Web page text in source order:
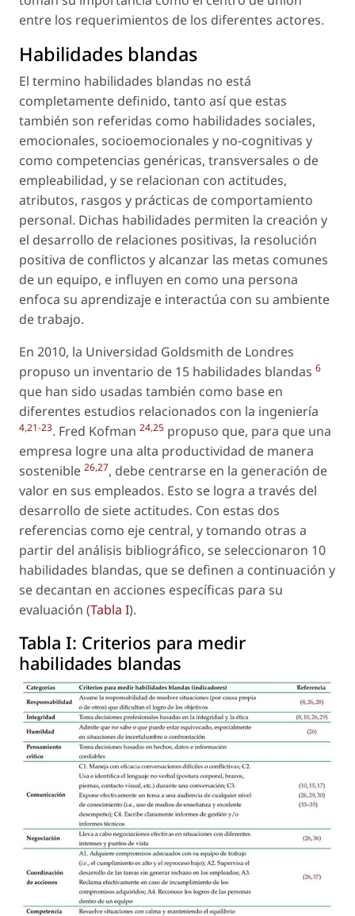
entre los requerimientos de los diferentes actores.
Habilidades blandas
El termino habilidades blandas no está
completamente definido, tanto así que estas
también son referidas como habilidades sociales,
emocionales, socioemocionales y no-cognitivas y
como competencias genéricas, transversales o de
empleabilidad, y se relacionan con actitudes,
atributos, rasgos y prácticas de comportamiento
personal. Dichas habilidades permiten la creación y
el desarrollo de relaciones positivas, la resolución
positiva de conflictos y alcanzar las metas comunes
de un equipo, e influyen en como una persona
enfoca su aprendizaje e interactúa con su ambiente
de trabajo.
En 2010, la Universidad Goldsmith de Londres
propuso un inventario de 15 habilidades blandas 6
que han sido usadas también como base en
diferentes estudios relacionados con la ingeniería
4,21-23. Fred Kofman 24,25 propuso que, para que una
empresa logre una alta productividad de manera
sostenible 26,27, debe centrarse en la generación de
valor en sus empleados. Esto se logra a través del
desarrollo de siete actitudes. Con estas dos
referencias como eje central, y tomando otras a
partir del análisis bibliográfico, se seleccionaron 10
habilidades blandas, que se definen a continuación y
se decantan en acciones específicas para su
evaluación (Tabla I).
Tabla I: Criterios para medir
habilidades blandas